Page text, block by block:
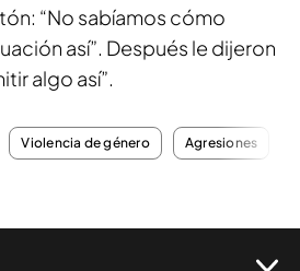
“No sabíamos cómo
así”. Después le dijeron
algo así”.
Violencia de género Agresiones